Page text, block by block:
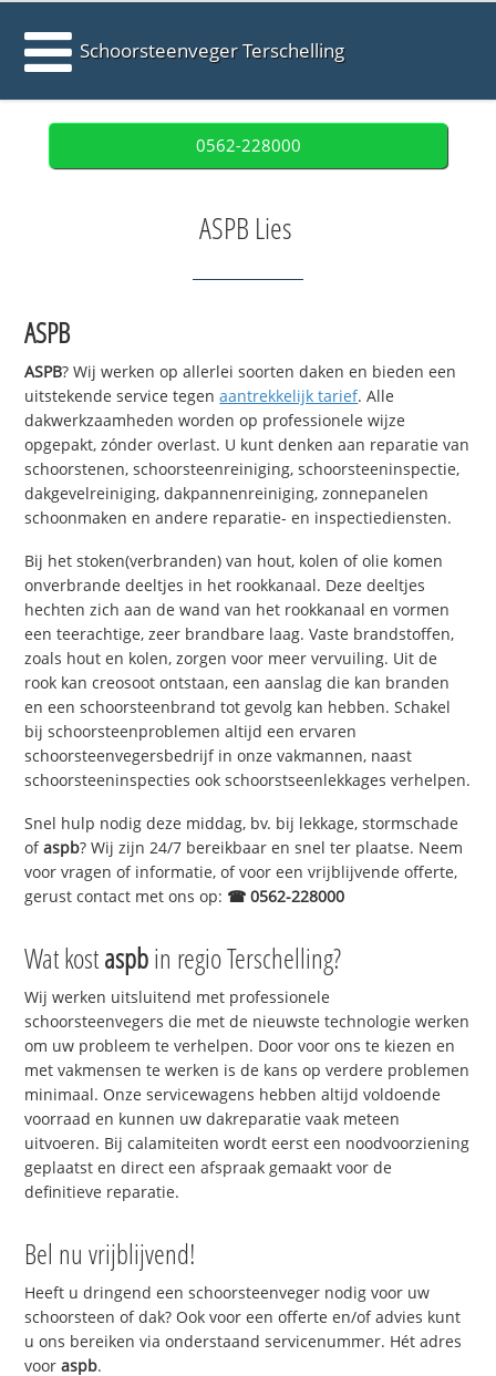
Schoorsteenveger Terschelling
0562-228000
ASPB Lies
ASPB
ASPB? Wij werken op allerlei soorten daken en bieden een
uitstekende service tegenaantrekkelijk tarief. Alle
dakwerkzaamheden worden op professionele wijze
opgepakt, zónder overlast. U kunt denken aan reparatie van
schoorstenen, schoorsteenreiniging, schoorsteeninspectie,
dakgevelreiniging, dakpannenreiniging, zonnepanelen
schoonmaken en andere reparatie- en inspectiediensten.
Bij het stoken(verbranden) van hout, kolen of olie komen
onverbrande deeltjes in het rookkanaal. Deze deeltjes
hechten zich aan de wand van het rookkanaal en vormen
een teerachtige, zeer brandbare laag. Vaste brandstoffen,
zoals hout en kolen, zorgen voor meer vervuiling. Uit de
rook kan creosoot ontstaan, een aanslag die kan branden
en een schoorsteenbrand tot gevolg kan hebben. Schakel
bij schoorsteenproblemen altijd een ervaren
schoorsteenvegersbedrijf in onze vakmannen, naast
schoorsteeninspecties ook schoorstseenlekkages verhelpen.
Snel hulp nodig deze middag, bv. bij lekkage, stormschade
ofaspb? Wij zijn 24/7 bereikbaar en snel ter plaatse. Neem
voor vragen of informatie, of voor een vrijblijvende offerte,
gerust contact met ons op: ☎ 0562-228000
Wat kostaspbin regio Terschelling?
Wij werken uitsluitend met professionele
schoorsteenvegers die met de nieuwste technologie werken
om uw probleem te verhelpen. Door voor ons te kiezen en
met vakmensen te werken is de kans op verdere problemen
minimaal. Onze servicewagens hebben altijd voldoende
voorraad en kunnen uw dakreparatie vaak meteen
uitvoeren. Bij calamiteiten wordt eerst een noodvoorziening
geplaatst en direct een afspraak gemaakt voor de
definitieve reparatie.
Bel nu vrijblijvend!
Heeft u dringend een schoorsteenveger nodig voor uw
schoorsteen of dak? Ook voor een offerte en/of advies kunt
u ons bereiken via onderstaand servicenummer. Hét adres
vooraspb.